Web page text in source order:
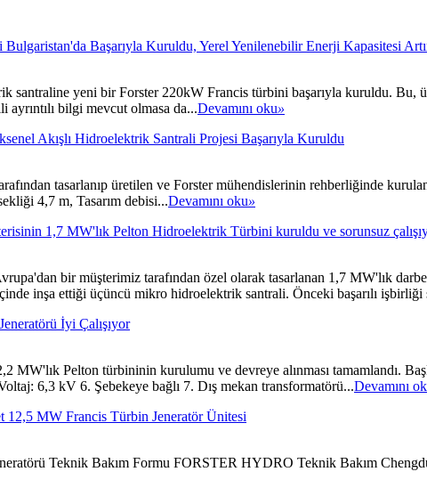
Başarıyla Kuruldu, Yerel Yenilenebilir Enerji Kapasitesi
santraline yeni bir Forster 220kW Francis türbini başarıyla kuruldu. Bu,
bilgi mevcut olmasa da...Devamını oku»
Akışlı Hidroelektrik Santrali Projesi Başarıyla Kuruldu
tasarlanıp üretilen ve Forster mühendislerinin rehberliğinde
4,7 m, Tasarım debisi...Devamını oku»
1,7 MW'lık Pelton Hidroelektrik Türbini kuruldu ve sorunsuz
bir müşterimiz tarafından özel olarak tasarlanan 1,7 MW'lık
inşa ettiği üçüncü mikro hidroelektrik santrali. Önceki başarılı işbirliği
İyi Çalışıyor
MW'lık Pelton türbininin kurulumu ve devreye alınması tamamlandı.
6,3 kV 6. Şebekeye bağlı 7. Dış mekan transformatörü...Devamını
12,5 MW Francis Türbin Jeneratör Ünitesi
Teknik Bakım Formu FORSTER HYDRO Teknik Bakım